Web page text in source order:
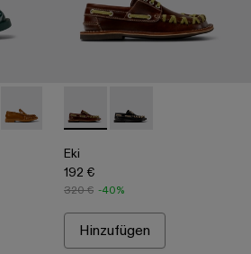
- Grüner Lederloafer
006
- A500039-005
Mil 1978 - A500039-003 - Brauner
Mil 1978 - A500039-001 -
Eki - A500040-001 -
Eki - A500040-002 -
Eki
192 €
320 € -40%
Hinzufügen